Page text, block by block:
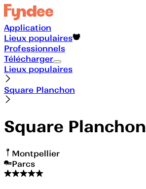
Application
Lieux populaires
Professionnels
Télécharger
Lieux populaires
Square Planchon
Square Planchon
Montpellier
Parcs